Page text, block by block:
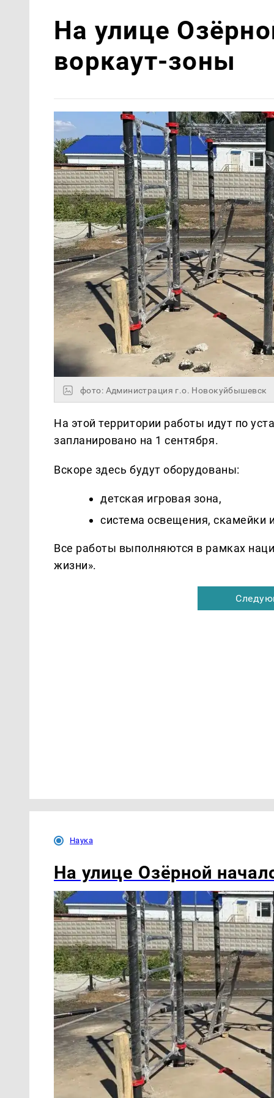
На улице
воркаут-зоны
фото: Администрация г.о. Новокуйбышевск
На этой территории работы идут по
запланировано на 1 сентября.
Вскоре здесь будут оборудованы:
детская игровая зона,
система освещения, скамейки
Все работы выполняются в рамках
жизни».
Наука
На улице Озëрной